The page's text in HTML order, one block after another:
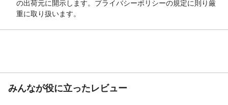
の出荷元に開示します。プライバシーポリシーの規定に則り厳
重に取り扱います。
みんなが役に立ったレビュー